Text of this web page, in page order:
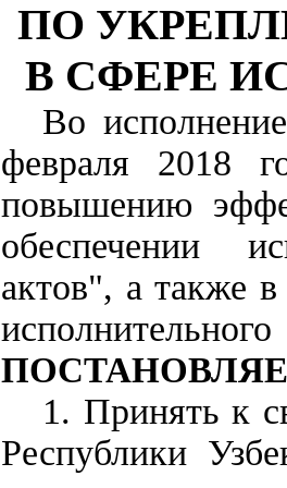
ПО
В СФЕРЕ
Во
февраля 2018
повышению
обеспечении
актов", а также
1. Принять к
Республики